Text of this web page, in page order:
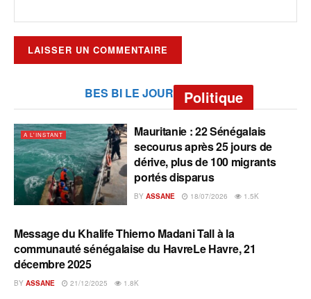
BES BI LE JOUR Politique
A L'INSTANT
Mauritanie : 22 Sénégalais
secourus après 25 jours de
dérive, plus de 100 migrants
portés disparus
BY ASSANE 18/07/2026 1.5K
A L'INSTANT
Message du Khalife Thierno Madani Tall à la
communauté sénégalaise du HavreLe Havre, 21
décembre 2025
BY ASSANE 21/12/2025 1.8K